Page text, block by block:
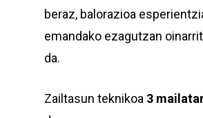
beraz, balorazioa
emandako ezagutzan
da.
Zailtasun teknikoa 3